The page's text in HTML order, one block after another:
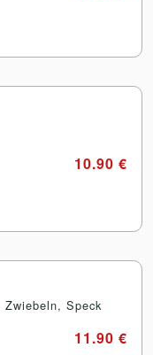
10.90 €
Speck
11.90 €